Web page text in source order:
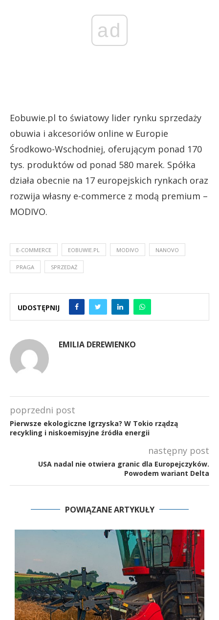
ad
Eobuwie.pl to światowy lider rynku sprzedaży
obuwia i akcesoriów online w Europie
Środkowo-Wschodniej, oferującym ponad 170
tys. produktów od ponad 580 marek. Spółka
działa obecnie na 17 europejskich rynkach oraz
rozwija własny e-commerce z modą premium –
MODIVO.
E-COMMERCE EOBUWIE.PL MODIVO NANOVO
PRAGA SPRZEDAŻ
UDOSTĘPNIJ
EMILIA DEREWIENKO
poprzedni post
Pierwsze ekologiczne Igrzyska? W Tokio rządzą
recykling i niskoemisyjne źródła energii
następny post
USA nadal nie otwiera granic dla Europejczyków.
Powodem wariant Delta
POWIĄZANE ARTYKUŁY